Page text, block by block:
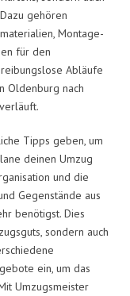
gehören
Montage-
für den
Abläufe
Oldenburg nach
Tipps geben, um
deinen Umzug
und die
Gegenstände aus
benötigst. Dies
sondern auch
ein, um das
Umzugsmeister